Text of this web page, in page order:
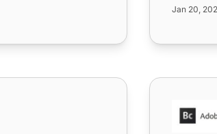
Jan 20,
Adobe